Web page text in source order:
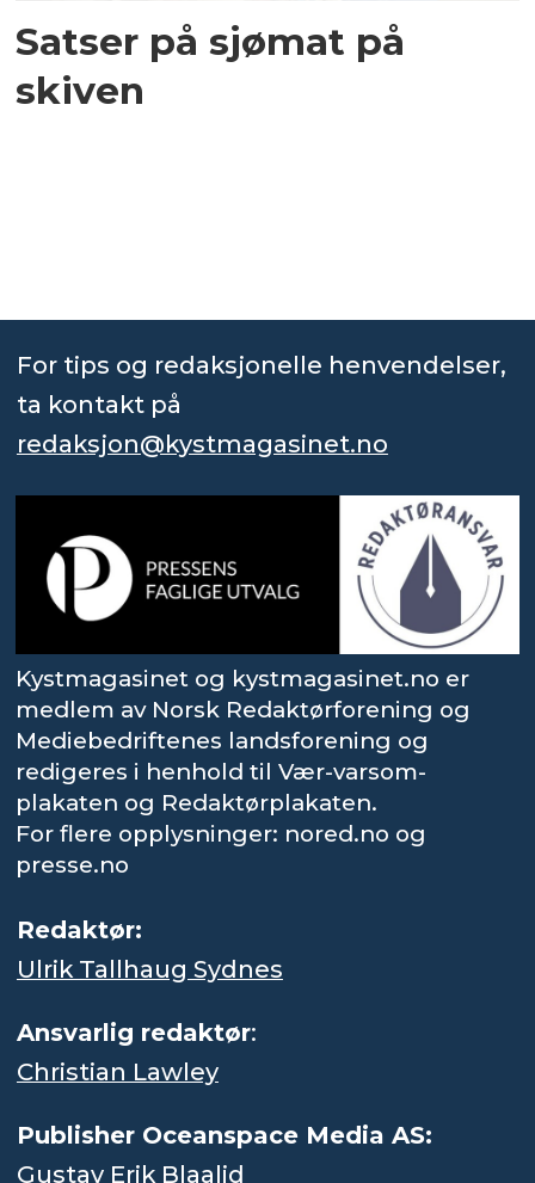
Satser på sjømat på
skiven
For tips og redaksjonelle henvendelser,
ta kontakt på
redaksjon@kystmagasinet.no
Kystmagasinet og kystmagasinet.no er
medlem av Norsk Redaktørforening og
Mediebedriftenes landsforening og
redigeres i henhold til Vær-varsom-
plakaten og Redaktørplakaten.
For flere opplysninger: nored.no og
presse.no
Redaktør:
Ulrik Tallhaug Sydnes
Ansvarlig redaktør:
Christian Lawley
Publisher Oceanspace Media AS:
Gustav Erik Blaalid